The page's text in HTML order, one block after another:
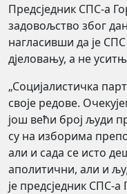
Предсједник СПС-а
задовољство због
нагласивши да је
дјеловању, а не
„Социјалистичка
своје редове.
још већи број људи
су на изборима
али и сада се исто
аполитични, али и
је предсједник СПС-а